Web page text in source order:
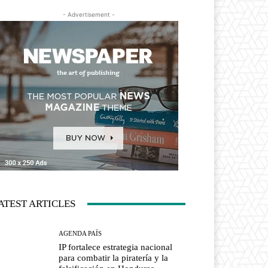
- Advertisement -
ARTICLES
AGENDA PAÍS
IP fortalece estrategia nacional
para combatir la piratería y la